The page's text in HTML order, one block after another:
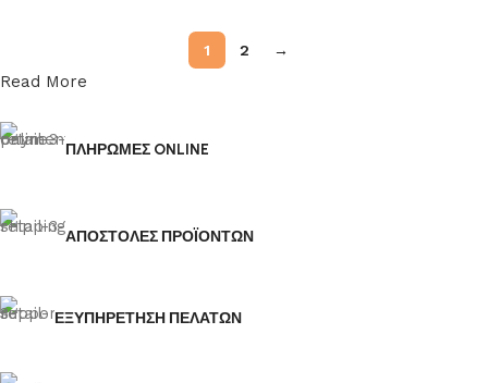
1 2 →
Read More
ΠΛΗΡΩΜΕΣ ONLINE
ΑΠΟΣΤΟΛΕΣ ΠΡΟΪΟΝΤΩΝ
ΕΞΥΠΗΡΕΤΗΣΗ ΠΕΛΑΤΩΝ